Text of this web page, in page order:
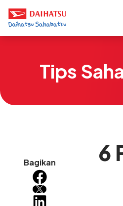
Tips
Bagikan
6